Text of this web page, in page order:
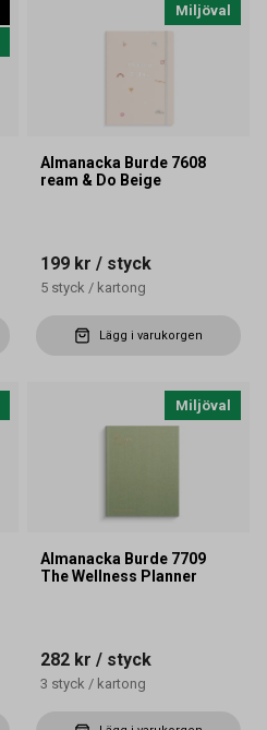
Miljöval
Almanacka Burde 7608
ream & Do Beige
199 kr / styck
5 styck / kartong
Lägg i varukorgen
Miljöval
Almanacka Burde 7709
The Wellness Planner
282 kr / styck
3 styck / kartong